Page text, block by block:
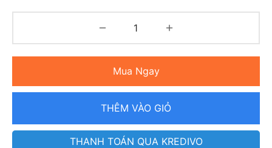
Mua Ngay
THÊM VÀO GIỎ
THANH TOÁN QUA KREDIVO